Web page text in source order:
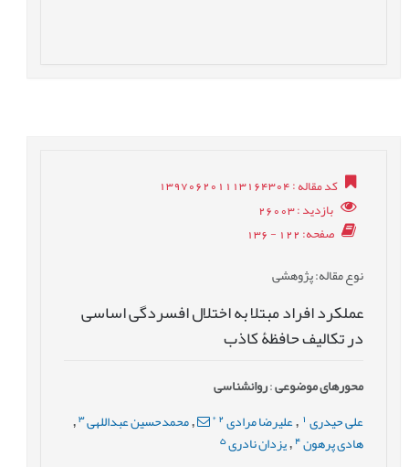
کد مقاله: 139706201113164304
بازدید: 26003
صفحه: 122 - 136
نوع مقاله: پژوهشی
عملکرد افراد مبتلا به اختلال افسردگی اساسی
در تکالیف حافظۀ کاذب
محورهای موضوعی:روانشناسی
علی حیدری , علیرضا مرادی 2
*
,محمدحسین عبداللهی 3
,
هادی پرهون 4
,یزدان نادری 5